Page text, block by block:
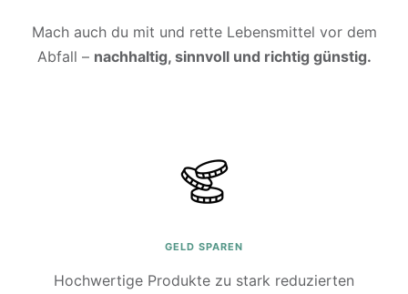
Mach auch du mit und rette Lebensmittel vor dem
Abfall – nachhaltig, sinnvoll und richtig günstig.
GELD SPAREN
Hochwertige Produkte zu stark reduzierten